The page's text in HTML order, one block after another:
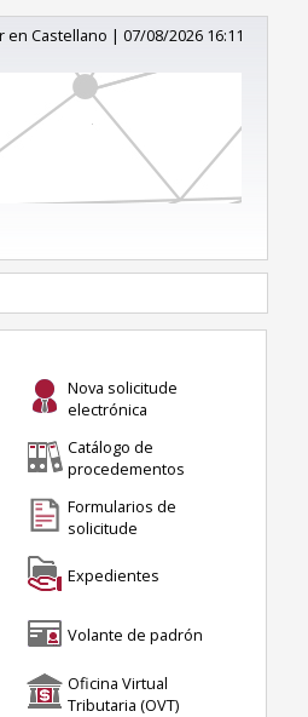
en Castellano | 07/08/2026 16:11
Nova solicitude
electrónica
Catálogo de
procedementos
Formularios de
solicitude
Expedientes
Volante de padrón
Oficina Virtual
Tributaria (OVT)